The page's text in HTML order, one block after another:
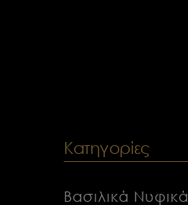
Κατηγορίες
Βασιλικά Νυφικά